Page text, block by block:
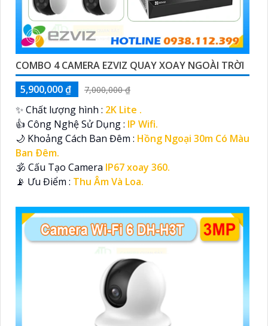
COMBO 4 CAMERA EZVIZ QUAY XOAY NGOÀI TRỜI
5,900,000 ₫
7,000,000 ₫
✨ Chất lượng hình : 2K Lite .
👍 Công Nghệ Sử Dụng : IP Wifi.
🌙 Khoảng Cách Ban Đêm : Hồng Ngoại 30m Có Màu
Ban Ðêm.
🕉️ Cấu Tạo Camera IP67 xoay 360.
️📡 Ưu Điểm : Thu Âm Và Loa.